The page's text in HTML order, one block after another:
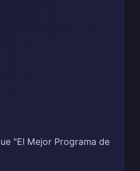
"El Mejor Programa de